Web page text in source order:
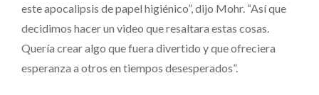
este apocalipsis de papel higiénico”, dijo Mohr. “Así que
decidimos hacer un video que resaltara estas cosas.
Quería crear algo que fuera divertido y que ofreciera
esperanza a otros en tiempos desesperados”.